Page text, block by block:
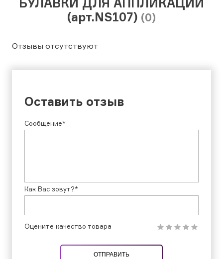
БУЛАВКИ ДЛЯ АППЛИКАЦИЙ
(арт.NS107) (0)
Отзывы отсутствуют
Оставить отзыв
Сообщение*
Как Вас зовут?*
Оцените качество товара
ОТПРАВИТЬ